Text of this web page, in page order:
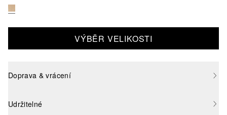
VÝBĚR VELIKOSTI
Doprava & vrácení
Udržitelné